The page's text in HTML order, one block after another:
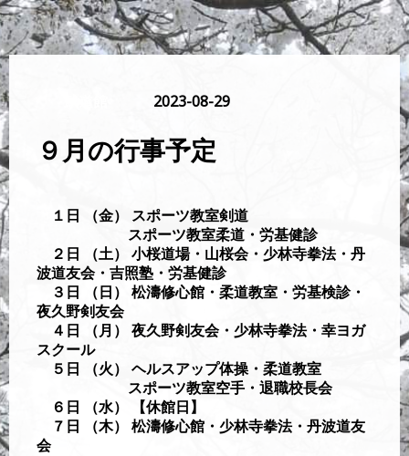
2023-08-29
９月の行事予定
１日 （金） スポーツ教室剣道
スポーツ教室柔道・労基健診
２日 （土） 小桜道場・山桜会・少林寺拳法・丹
波道友会・吉照塾・労基健診
３日 （日） 松濤修心館・柔道教室・労基検診・
夜久野剣友会
４日 （月） 夜久野剣友会・少林寺拳法・幸ヨガ
スクール
５日 （火） ヘルスアップ体操・柔道教室
スポーツ教室空手・退職校長会
６日 （水） 【休館日】
７日 （木） 松濤修心館・少林寺拳法・丹波道友
会